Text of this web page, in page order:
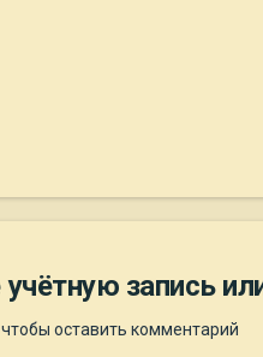
запись
оставить комментарий